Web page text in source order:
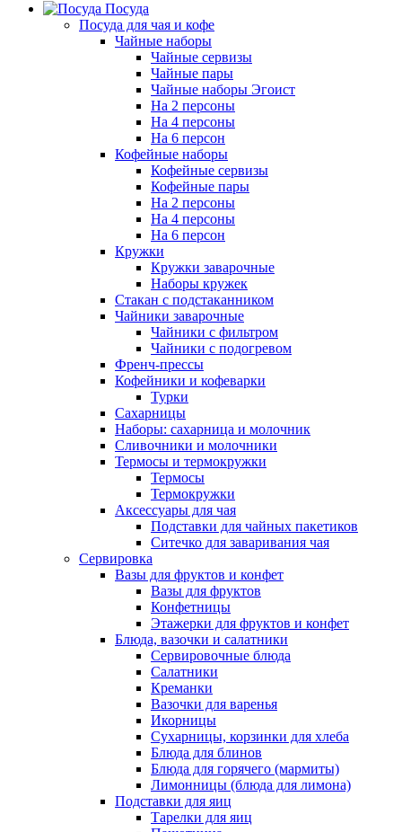
Посуда
Посуда для чая и кофе
Чайные наборы
Чайные сервизы
Чайные пары
Чайные наборы Эгоист
На 2 персоны
На 4 персоны
На 6 персон
Кофейные наборы
Кофейные сервизы
Кофейные пары
На 2 персоны
На 4 персоны
На 6 персон
Кружки
Кружки заварочные
Наборы кружек
Стакан с подстаканником
Чайники заварочные
Чайники с фильтром
Чайники с подогревом
Френч-прессы
Кофейники и кофеварки
Турки
Сахарницы
Наборы: сахарница и молочник
Сливочники и молочники
Термосы и термокружки
Термосы
Термокружки
Аксессуары для чая
Подставки для чайных пакетиков
Ситечко для заваривания чая
Сервировка
Вазы для фруктов и конфет
Вазы для фруктов
Конфетницы
Этажерки для фруктов и конфет
Блюда, вазочки и салатники
Сервировочные блюда
Салатники
Креманки
Вазочки для варенья
Икорницы
Сухарницы, корзинки для хлеба
Блюда для блинов
Блюда для горячего (мармиты)
Лимонницы (блюда для лимона)
Подставки для яиц
Тарелки для яиц